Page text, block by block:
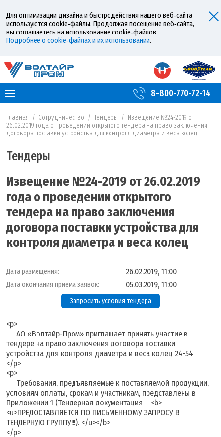
Для оптимизации дизайна и быстродействия нашего веб‑сайта
используются cookie‑файлы. Продолжая посещение веб‑сайта,
вы соглашаетесь на использование cookie‑файлов.
Подробнее о cookie‑файлах и их использовании.
8-800-770-72-14
Главная / Сотрудничество / Тендеры / Извещение №24-2019 от
26.02.2019 года о проведении открытого тендера на право заключения
договора поставки устройства для контроля диаметра и веса колец
Тендеры
Извещение №24-2019 от 26.02.2019
года о проведении открытого
тендера на право заключения
договора поставки устройства для
контроля диаметра и веса колец
Дата размещения: 26.02.2019, 11:00
Дата окончания приема заявок: 05.03.2019, 11:00
Запросить условия тендера
<p>
АО «Волтайр-Пром» приглашает принять участие в
тендере на право заключения договора поставки
устройства для контроля диаметра и веса колец 24-54
</p>
<p>
Требования, предъявляемые к поставляемой продукции,
условиям оплаты, срокам и участникам, представлены в
Приложении 1 (Тендерная документация – <b>
<u>ПРЕДОСТАВЛЯЕТСЯ ПО ПИСЬМЕННОМУ ЗАПРОСУ В
ТЕНДЕРНУЮ ГРУППУ!!!). </u></b>
</p>